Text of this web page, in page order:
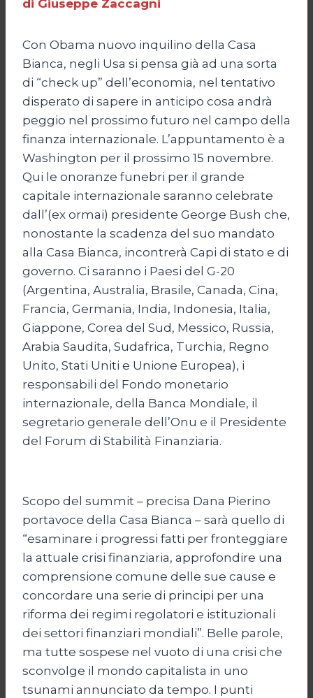
di Giuseppe Zaccagni
Con Obama nuovo inquilino della Casa
Bianca, negli Usa si pensa già ad una sorta
di “check up” dell’economia, nel tentativo
disperato di sapere in anticipo cosa andrà
peggio nel prossimo futuro nel campo della
finanza internazionale. L’appuntamento è a
Washington per il prossimo 15 novembre.
Qui le onoranze funebri per il grande
capitale internazionale saranno celebrate
dall’(ex ormai) presidente George Bush che,
nonostante la scadenza del suo mandato
alla Casa Bianca, incontrerà Capi di stato e di
governo. Ci saranno i Paesi del G-20
(Argentina, Australia, Brasile, Canada, Cina,
Francia, Germania, India, Indonesia, Italia,
Giappone, Corea del Sud, Messico, Russia,
Arabia Saudita, Sudafrica, Turchia, Regno
Unito, Stati Uniti e Unione Europea), i
responsabili del Fondo monetario
internazionale, della Banca Mondiale, il
segretario generale dell’Onu e il Presidente
del Forum di Stabilità Finanziaria.
Scopo del summit – precisa Dana Pierino
portavoce della Casa Bianca – sarà quello di
“esaminare i progressi fatti per fronteggiare
la attuale crisi finanziaria, approfondire una
comprensione comune delle sue cause e
concordare una serie di principi per una
riforma dei regimi regolatori e istituzionali
dei settori finanziari mondiali”. Belle parole,
ma tutte sospese nel vuoto di una crisi che
sconvolge il mondo capitalista in uno
tsunami annunciato da tempo. I punti